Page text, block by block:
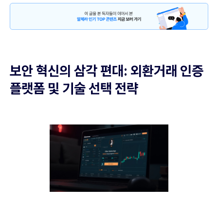
보안 혁신의 삼각 편대: 외환거래 인증
플랫폼 및 기술 선택 전략